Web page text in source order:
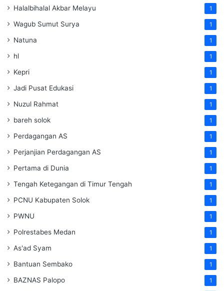
Halalbihalal Akbar Melayu 1
Wagub Sumut Surya 1
Natuna 1
hl 1
Kepri 1
Jadi Pusat Edukasi 1
Nuzul Rahmat 1
bareh solok 1
Perdagangan AS 1
Perjanjian Perdagangan AS 1
Pertama di Dunia 1
Tengah Ketegangan di Timur Tengah 1
PCNU Kabupaten Solok 1
PWNU 1
Polrestabes Medan 1
As'ad Syam 1
Bantuan Sembako 1
BAZNAS Palopo 1